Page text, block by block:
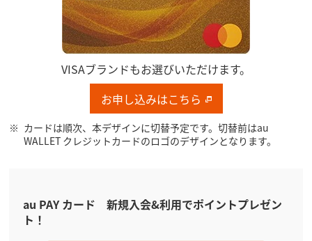
VISAブランドもお選びいただけます。
お申し込みはこちら
カードは順次、本デザインに切替予定です。切替前はau
WALLET クレジットカードのロゴのデザインとなります。
au PAY カード 新規入会&利用でポイントプレゼン
ト！